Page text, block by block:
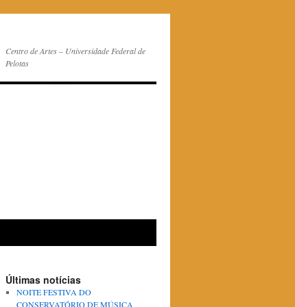
Centro de Artes – Universidade Federal de
Pelotas
Últimas notícias
NOITE FESTIVA DO
CONSERVATÓRIO DE MÚSICA